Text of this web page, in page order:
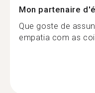
Mon partenaire
Que goste de
empatia com as